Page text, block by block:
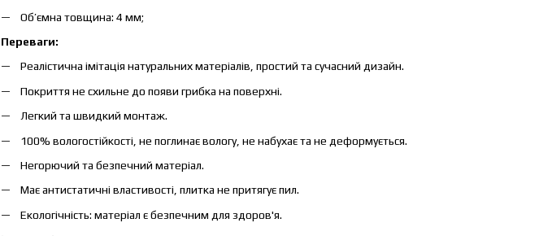
Об’ємна товщина: 4 мм;
Переваги:
Реалістична імітація натуральних матеріалів, простий та сучасний дизайн.
Покриття не схильне до появи грибка на поверхні.
Легкий та швидкий монтаж.
100% вологостійкості, не поглинає вологу, не набухає та не деформується.
Негорючий та безпечний матеріал.
Має антистатичні властивості, плитка не притягує пил.
Екологічність: матеріал є безпечним для здоров'я.